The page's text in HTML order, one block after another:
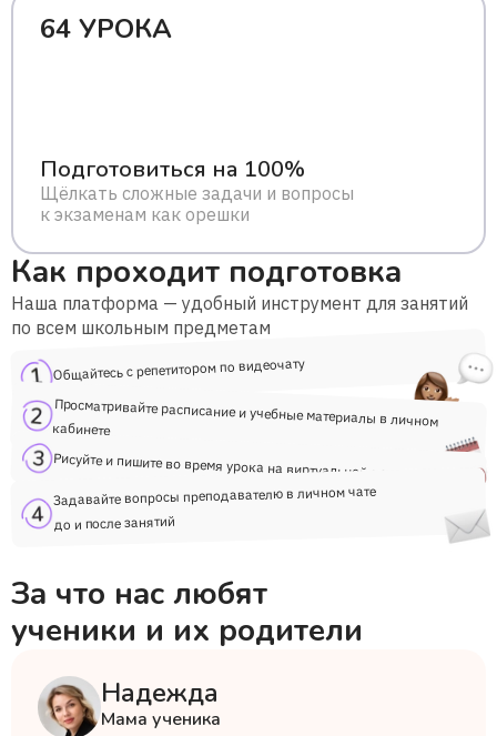
64 УРОКА
Подготовиться на 100%
Щёлкать сложные задачи и вопросы
к экзаменам как орешки
Как проходит подготовка
Наша платформа — удобный инструмент для занятий
по всем школьным предметам
Общайтесь с репетитором по видеочату
Просматривайте расписание и учебные материалы в личном
кабинете
Рисуйте и пишите во время урока на виртуальной доске
Задавайте вопросы преподавателю в личном чате
до и после занятий
За что нас любят
ученики и их родители
Надежда
Мама ученика